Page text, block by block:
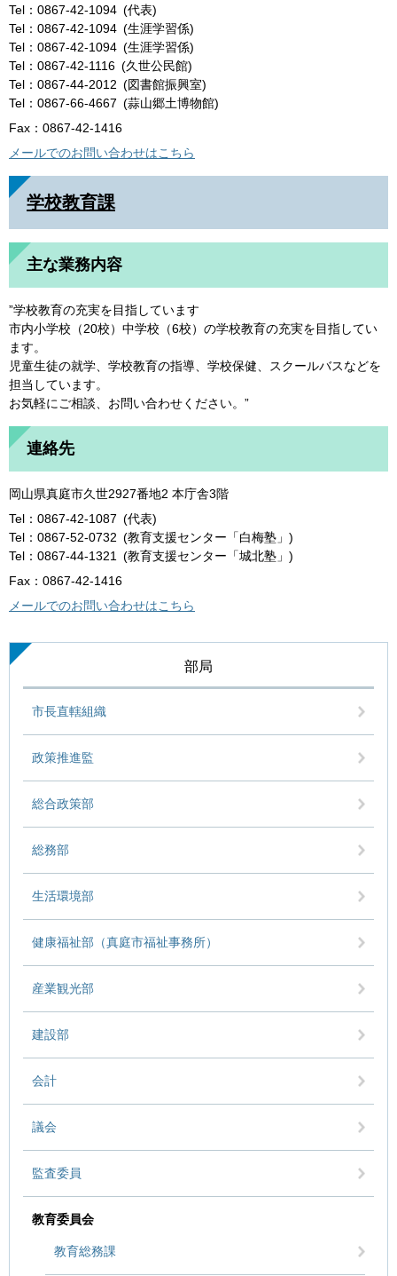
Tel：0867-42-1094
代表
Tel：0867-42-1094
生涯学習係
Tel：0867-42-1094
生涯学習係
Tel：0867-42-1116
久世公民館
Tel：0867-44-2012
図書館振興室
Tel：0867-66-4667
蒜山郷土博物館
Fax：0867-42-1416
メールでのお問い合わせはこちら
学校教育課
主な業務内容
”学校教育の充実を目指しています
市内小学校（20校）中学校（6校）の学校教育の充実を目指してい
ます。
児童生徒の就学、学校教育の指導、学校保健、スクールバスなどを
担当しています。
お気軽にご相談、お問い合わせください。”
連絡先
岡山県真庭市久世2927番地2 本庁舎3階
Tel：0867-42-1087
代表
Tel：0867-52-0732
教育支援センター「白梅塾」
Tel：0867-44-1321
教育支援センター「城北塾」
Fax：0867-42-1416
メールでのお問い合わせはこちら
部局
市長直轄組織
政策推進監
総合政策部
総務部
生活環境部
健康福祉部（真庭市福祉事務所）
産業観光部
建設部
会計
議会
監査委員
教育委員会
教育総務課